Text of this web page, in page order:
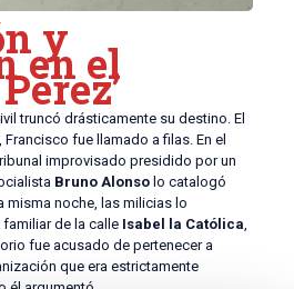
y
en el
truncó drásticamente su destino. El
fue llamado a filas. En el
improvisado presidido por un
Bruno Alonsolo catalogó
misma noche, las milicias lo
de la calle Isabel la Católica,
fue acusado de pertenecer a
que era estrictamente